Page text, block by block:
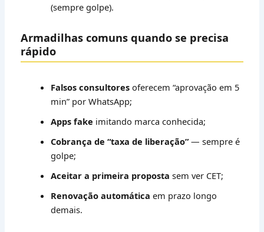
(sempre golpe).
Armadilhas comuns quando se precisa
rápido
Falsos consultores oferecem “aprovação em 5
min” por WhatsApp;
Apps fake imitando marca conhecida;
Cobrança de “taxa de liberação”— sempre é
golpe;
Aceitar a primeira proposta sem ver CET;
Renovação automática em prazo longo
demais.